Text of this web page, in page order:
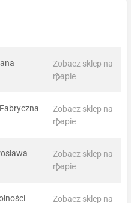
Zobacz sklep na
mapie
Zobacz sklep na
mapie
Zobacz sklep na
mapie
Zobacz sklep na